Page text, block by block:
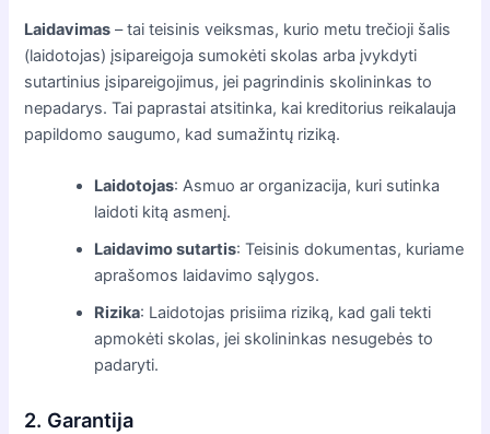
Laidavimas – tai teisinis veiksmas, kurio metu trečioji šalis
(laidotojas) įsipareigoja sumokėti skolas arba įvykdyti
sutartinius įsipareigojimus, jei pagrindinis skolininkas to
nepadarys. Tai paprastai atsitinka, kai kreditorius reikalauja
papildomo saugumo, kad sumažintų riziką.
Laidotojas: Asmuo ar organizacija, kuri sutinka
laidoti kitą asmenį.
Laidavimo sutartis: Teisinis dokumentas, kuriame
aprašomos laidavimo sąlygos.
Rizika: Laidotojas prisiima riziką, kad gali tekti
apmokėti skolas, jei skolininkas nesugebės to
padaryti.
2. Garantija